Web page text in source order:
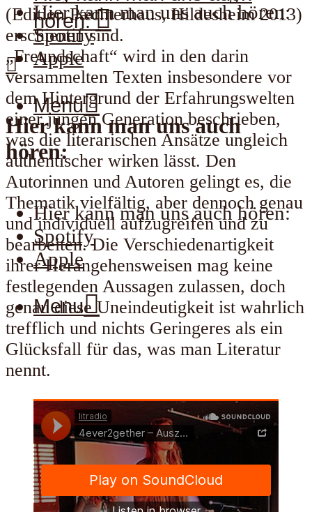
Hier kann man uns auch hören:
Spotify
Apple
Menu
hören:
Hier kann man uns auch
hören:
Hier kann man uns auch hören:
Spotify
Apple
Menu
(Edition Pæchterhaus, Hildesheim 2013)
erschienen sind.
„Freundschaft“ wird in den darin
versammelten Texten insbesondere vor
dem Hintergrund der Erfahrungswelten
einer jungen Generation beschrieben,
was die literarischen Ansätze ungleich
authentischer wirken lässt. Den
Autorinnen und Autoren gelingt es, die
Thematik vielfältig, aber dennoch genau
und individuell aufzugreifen und zu
bearbeiten. Die Verschiedenartigkeit
ihrer Herangehensweisen mag keine
festlegenden Aussagen zulassen, doch
genau diese Uneindeutigkeit ist wahrlich
trefflich und nichts Geringeres als ein
Glücksfall für das, was man Literatur
nennt.